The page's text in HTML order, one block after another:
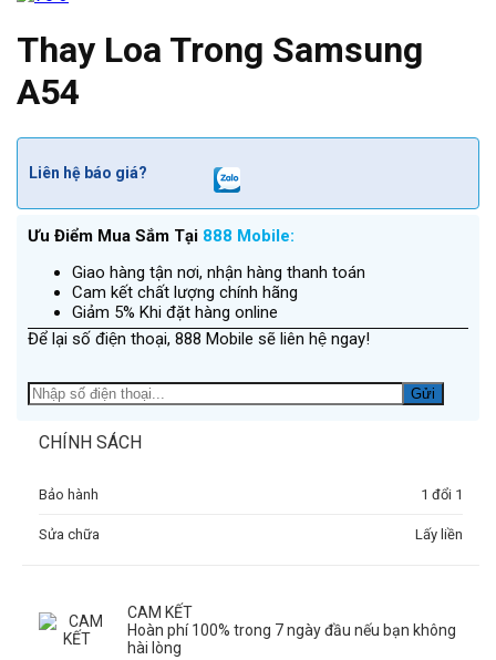
Thay Loa Trong Samsung
A54
Liên hệ báo giá?
Ưu Điểm Mua Sắm Tại 888 Mobile:
Giao hàng tận nơi, nhận hàng thanh toán
Cam kết chất lượng chính hãng
Giảm 5% Khi đặt hàng online
Để lại số điện thoại, 888 Mobile sẽ liên hệ ngay!
CHÍNH SÁCH
Bảo hành 1 đổi 1
Sửa chữa Lấy liền
CAM KẾT
Hoàn phí 100% trong 7 ngày đầu nếu bạn không
hài lòng